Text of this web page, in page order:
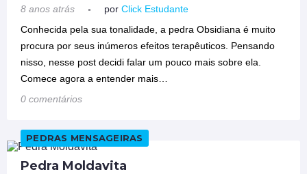
8 anos atrás por Click Estudante
Conhecida pela sua tonalidade, a pedra Obsidiana é muito
procura por seus inúmeros efeitos terapêuticos. Pensando
nisso, nesse post decidi falar um pouco mais sobre ela.
Comece agora a entender mais…
0 comentários
PEDRAS MENSAGEIRAS
Pedra Moldavita